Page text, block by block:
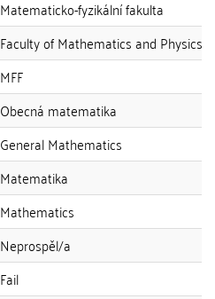
Matematicko-fyzikální fakulta
Faculty of Mathematics and Physics
MFF
Obecná matematika
General Mathematics
Matematika
Mathematics
Neprospěl/a
Fail